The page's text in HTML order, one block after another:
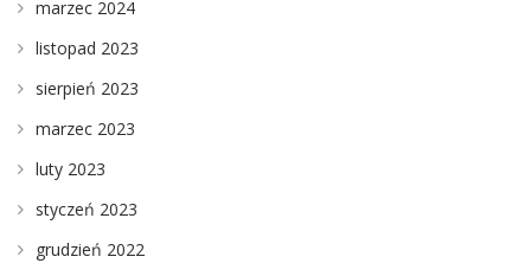
marzec 2024
listopad 2023
sierpień 2023
marzec 2023
luty 2023
styczeń 2023
grudzień 2022